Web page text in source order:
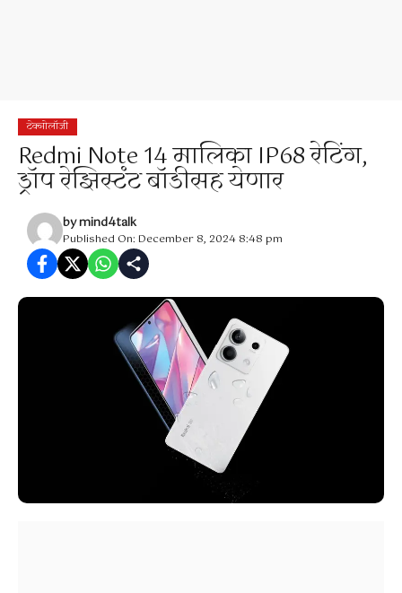
टेक्नोलॉजी
Redmi Note 14 मालिका IP68 रेटिंग,
ड्रॉप रेझिस्टंट बॉडीसह येणार
bymind4talk
Published On: December 8, 2024 8:48 pm